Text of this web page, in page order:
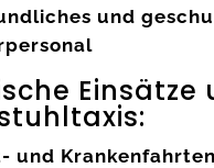
und
Einsätze
und Krankenfahrten